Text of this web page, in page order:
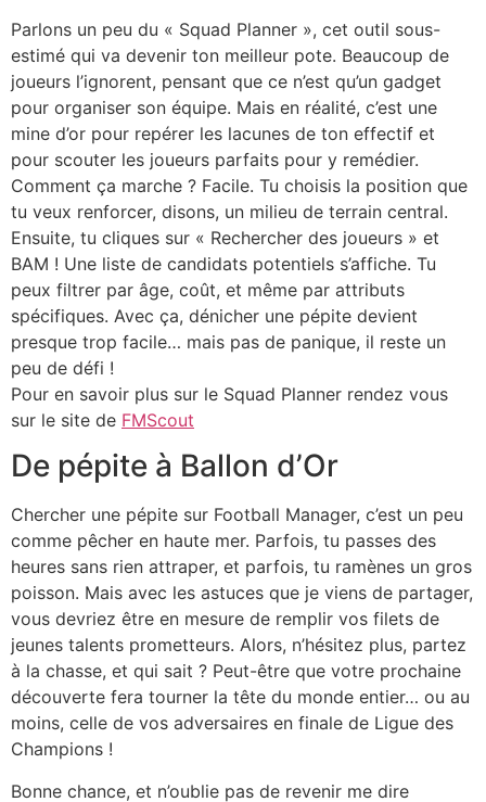
Parlons un peu du « Squad Planner », cet outil sous-
estimé qui va devenir ton meilleur pote. Beaucoup de
joueurs l’ignorent, pensant que ce n’est qu’un gadget
pour organiser son équipe. Mais en réalité, c’est une
mine d’or pour repérer les lacunes de ton effectif et
pour scouter les joueurs parfaits pour y remédier.
Comment ça marche ? Facile. Tu choisis la position que
tu veux renforcer, disons, un milieu de terrain central.
Ensuite, tu cliques sur « Rechercher des joueurs » et
BAM ! Une liste de candidats potentiels s’affiche. Tu
peux filtrer par âge, coût, et même par attributs
spécifiques. Avec ça, dénicher une pépite devient
presque trop facile… mais pas de panique, il reste un
peu de défi !
Pour en savoir plus sur le Squad Planner rendez vous
sur le site de FMScout
De pépite à Ballon d’Or
Chercher une pépite sur Football Manager, c’est un peu
comme pêcher en haute mer. Parfois, tu passes des
heures sans rien attraper, et parfois, tu ramènes un gros
poisson. Mais avec les astuces que je viens de partager,
vous devriez être en mesure de remplir vos filets de
jeunes talents prometteurs. Alors, n’hésitez plus, partez
à la chasse, et qui sait ? Peut-être que votre prochaine
découverte fera tourner la tête du monde entier… ou au
moins, celle de vos adversaires en finale de Ligue des
Champions !
Bonne chance, et n’oublie pas de revenir me dire